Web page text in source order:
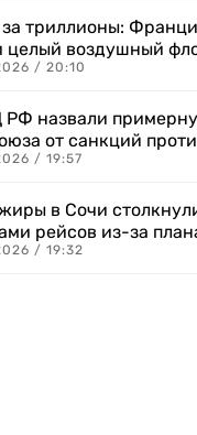
за триллионы:
целый воздушный
/ 20:10
назвали
от санкций
/ 19:57
в Сочи
рейсов из-за
/ 19:32